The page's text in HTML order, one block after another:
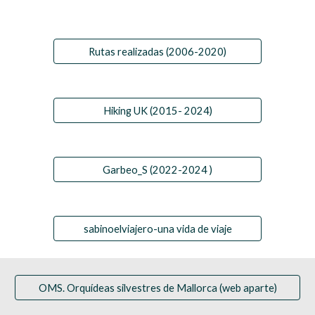
Rutas realizadas (2006-2020)
Hiking UK (2015- 2024)
Garbeo_S (2022-2024 )
sabinoelviajero-una vida de viaje
OMS. Orquídeas silvestres de Mallorca (web aparte)